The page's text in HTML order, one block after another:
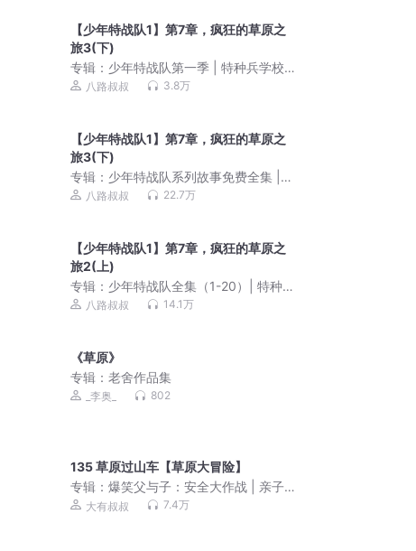
【少年特战队1】第7章，疯狂的草原之
旅3(下)
专辑： 少年特战队第一季 | 特种兵学校
前传 | 八路叔叔
八路叔叔 3.8万
【少年特战队1】第7章，疯狂的草原之
旅3(下)
专辑： 少年特战队系列故事免费全集 |
八路叔叔 | 口袋故事
八路叔叔 22.7万
【少年特战队1】第7章，疯狂的草原之
旅2(上)
专辑： 少年特战队全集（1-20）| 特种兵
学校前传 | 八路叔叔
八路叔叔 14.1万
《草原》
专辑：老舍作品集
_李奥_ 802
135 草原过山车【草原大冒险】
专辑：爆笑父与子：安全大作战 | 亲子
笑话 | 儿童睡前故事
大有叔叔 7.4万